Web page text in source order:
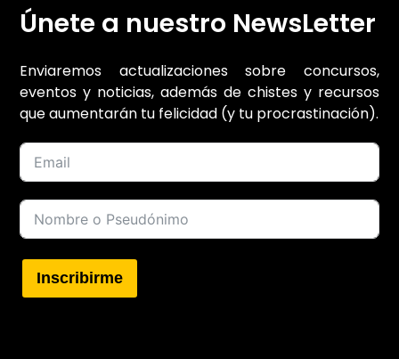
Únete a nuestro NewsLetter
Enviaremos actualizaciones sobre concursos,
eventos y noticias, además de chistes y recursos
que aumentarán tu felicidad (y tu procrastinación).
Inscribirme